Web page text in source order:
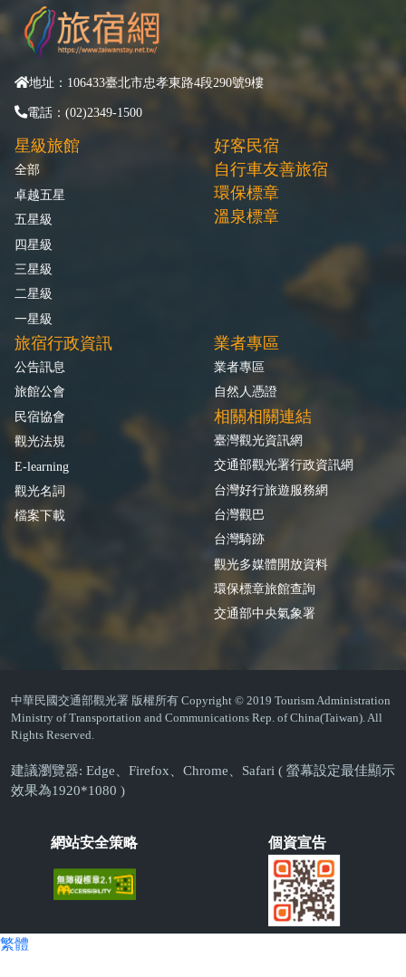
地址：106433臺北市忠孝東路4段290號9樓
電話：(02)2349-1500
星級旅館
全部
卓越五星
五星級
四星級
三星級
二星級
一星級
好客民宿
自行車友善旅宿
環保標章
溫泉標章
旅宿行政資訊
公告訊息
旅館公會
民宿協會
觀光法規
E-learning
觀光名詞
檔案下載
業者專區
業者專區
自然人憑證
相關相關連結
臺灣觀光資訊網
交通部觀光署行政資訊網
台灣好行旅遊服務網
台灣觀巴
台灣騎跡
觀光多媒體開放資料
環保標章旅館查詢
交通部中央氣象署
中華民國交通部觀光署 版權所有 Copyright © 2019 Tourism Administration
Ministry of Transportation and Communications Rep. of China(Taiwan). All
Rights Reserved.
建議瀏覽器: Edge、Firefox、Chrome、Safari ( 螢幕設定最佳顯示
效果為1920*1080 )
網站安全策略 個資宣告
繁體